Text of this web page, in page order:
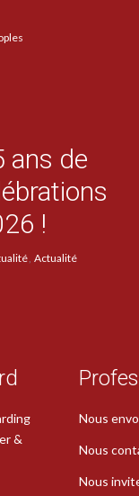
ans de
!
Actualité
&
Nous
Nous
Nous